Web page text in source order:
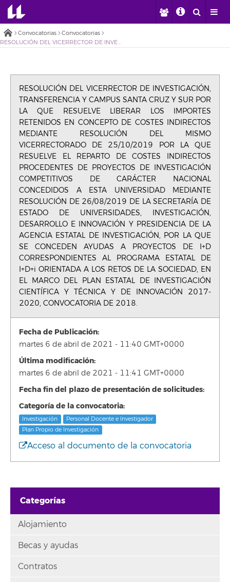
Convocatorias
Convocatorias
RESOLUCIÓN DEL VICERRECTOR DE INVESTIGACIÓN, TRANSFERENCIA Y CAMPUS SANTA CRUZ Y SUR POR LA QUE RESUELVE LIBERAR LOS IMPORTES RETENIDOS EN CONCEPTO DE COSTES INDIRECTOS MEDIANTE RESOLUCIÓN DEL MISMO VICERRECTORADO DE 25/10/2019 POR LA QUE RESUELVE EL REPARTO DE COSTES INDIRECTOS PROCEDENTES DE PROYECTOS DE INVESTIGACIÓN COMPETITIVOS DE CARÁCTER NACIONAL CONCEDIDOS A ESTA UNIVERSIDAD MEDIANTE RESOLUCIÓN DE 26/08/2019 DE LA SECRETARÍA DE ESTADO DE UNIVERSIDADES, INVESTIGACIÓN, DESARROLLO E INNOVACIÓN Y PRESIDENCIA DE LA AGENCIA ESTATAL DE INVESTIGACIÓN, POR LA QUE SE CONCEDEN AYUDAS A PROYECTOS DE I+D CORRESPONDIENTES AL PROGRAMA ESTATAL DE I+D+i ORIENTADA A LOS RETOS DE LA SOCIEDAD, EN EL MARCO DEL PLAN ESTATAL DE INVESTIGACIÓN CIENTÍFICA Y TÉCNICA Y DE INNOVACIÓN 2017-2020, CONVOCATORIA DE 2018.
RESOLUCIÓN DEL VICERRECTOR DE INVESTIGACIÓN,
TRANSFERENCIA Y CAMPUS SANTA CRUZ Y SUR POR
LA QUE RESUELVE LIBERAR LOS IMPORTES
RETENIDOS EN CONCEPTO DE COSTES INDIRECTOS
MEDIANTE RESOLUCIÓN DEL MISMO
VICERRECTORADO DE 25/10/2019 POR LA QUE
RESUELVE EL REPARTO DE COSTES INDIRECTOS
PROCEDENTES DE PROYECTOS DE INVESTIGACIÓN
COMPETITIVOS DE CARÁCTER NACIONAL
CONCEDIDOS A ESTA UNIVERSIDAD MEDIANTE
RESOLUCIÓN DE 26/08/2019 DE LA SECRETARÍA DE
ESTADO DE UNIVERSIDADES, INVESTIGACIÓN,
DESARROLLO E INNOVACIÓN Y PRESIDENCIA DE LA
AGENCIA ESTATAL DE INVESTIGACIÓN, POR LA QUE
SE CONCEDEN AYUDAS A PROYECTOS DE I+D
CORRESPONDIENTES AL PROGRAMA ESTATAL DE
I+D+i ORIENTADA A LOS RETOS DE LA SOCIEDAD, EN
EL MARCO DEL PLAN ESTATAL DE INVESTIGACIÓN
CIENTÍFICA Y TÉCNICA Y DE INNOVACIÓN 2017-
2020, CONVOCATORIA DE 2018.
Fecha de Publicación:
martes 6 de abril de 2021 - 11:40 GMT+0000
Última modificación:
martes 6 de abril de 2021 - 11:41 GMT+0000
Fecha fin del plazo de presentación de solicitudes:
Categoría de la convocatoria:
Investigación
Personal Docente e Investigador
Plan Propio de Investigación
Acceso al documento de la convocatoria
Categorías
Alojamiento
Becas y ayudas
Contratos